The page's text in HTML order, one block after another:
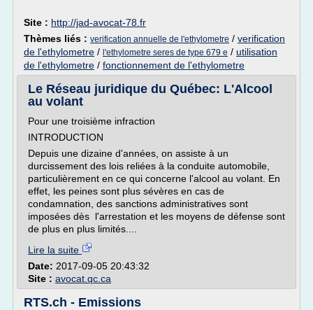
Site : http://jad-avocat-78.fr
Thèmes liés : verification annuelle de l'ethylometre / verification
de l'ethylometre / l'ethylometre seres de type 679 e / utilisation
de l'ethylometre / fonctionnement de l'ethylometre
Le Réseau juridique du Québec: L'Alcool
au volant
Pour une troisième infraction
INTRODUCTION
Depuis une dizaine d'années, on assiste à un
durcissement des lois reliées à la conduite automobile,
particulièrement en ce qui concerne l'alcool au volant. En
effet, les peines sont plus sévères en cas de
condamnation, des sanctions administratives sont
imposées dès l'arrestation et les moyens de défense sont
de plus en plus limités....
Lire la suite
Date: 2017-09-05 20:43:32
Site : avocat.qc.ca
RTS.ch - Emissions